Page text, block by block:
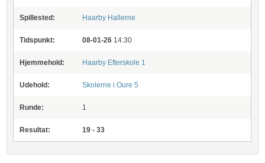
Spillested: Haarby Hallerne
Tidspunkt: 08-01-26 14:30
Hjemmehold: Haarby Efterskole 1
Udehold: Skolerne i Oure 5
Runde: 1
Resultat: 19 - 33